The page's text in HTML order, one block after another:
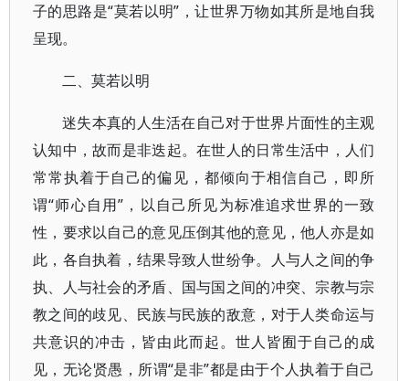
子的思路是“莫若以明”，让世界万物如其所是地自我
呈现。
二、莫若以明
迷失本真的人生活在自己对于世界片面性的主观
认知中，故而是非迭起。在世人的日常生活中，人们
常常执着于自己的偏见，都倾向于相信自己，即所
谓“师心自用”，以自己所见为标准追求世界的一致
性，要求以自己的意见压倒其他的意见，他人亦是如
此，各自执着，结果导致人世纷争。人与人之间的争
执、人与社会的矛盾、国与国之间的冲突、宗教与宗
教之间的歧见、民族与民族的敌意，对于人类命运与
共意识的冲击，皆由此而起。世人皆囿于自己的成
见，无论贤愚，所谓“是非”都是由于个人执着于自己